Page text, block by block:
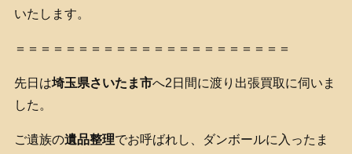
いたします。
＝＝＝＝＝＝＝＝＝＝＝＝＝＝＝＝＝＝＝＝＝＝
先日は埼玉県さいたま市へ2日間に渡り出張買取に伺いま
した。
ご遺族の遺品整理でお呼ばれし、ダンボールに入ったま